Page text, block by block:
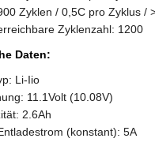
Zyklen / 0,5C pro Zyklus /
Zyklenzahl: 1200
Daten:
Li-Iio
11.1Volt (10.08V)
2.6Ah
(konstant): 5A